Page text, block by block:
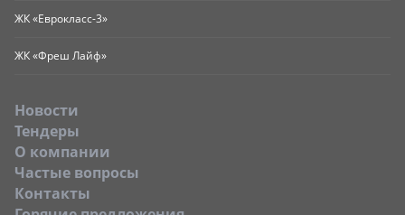
ЖК «Еврокласс-3»
ЖК «Фреш Лайф»
Новости
Тендеры
O компании
Частые вопросы
Контакты